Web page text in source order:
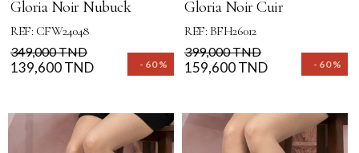
Gloria Noir Nubuck
REF: CFW24048
-60%
Prix
de
349,000 TNDPrix
139,600 TND
Gloria Noir Cuir
REF: BFH26012
-60%
Prix
de
399,000 TNDPrix
159,600 TND